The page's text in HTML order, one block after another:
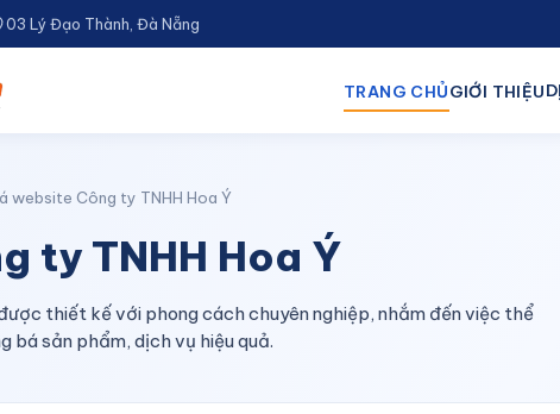
03 Lý Đạo Thành, Đà Nẵng
TRANG CHỦGIỚI THIỆU
website Công ty TNHH Hoa Ý
ty TNHH Hoa Ý
thiết kế với phong cách chuyên nghiệp, nhắm đến việc thể
bá sản phẩm, dịch vụ hiệu quả.